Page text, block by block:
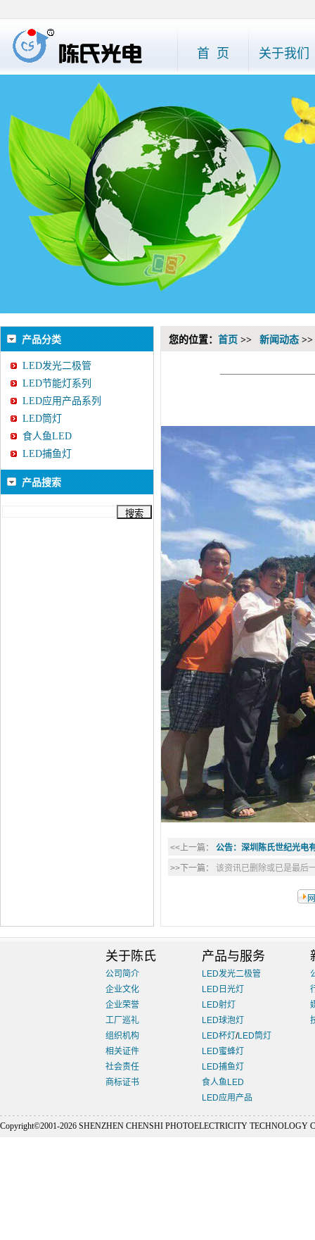
首 页 关于我们
产品分类
LED发光二极管
LED节能灯系列
LED应用产品系列
LED筒灯
食人鱼LED
LED捕鱼灯
产品搜索
您的位置： 首页 >> 新闻动态 >>
<<上一篇： 公告：深圳陈氏世纪光电
>>下一篇： 该资讯已删除或已是最后
关于陈氏
公司简介
企业文化
企业荣誉
工厂巡礼
组织机构
相关证件
社会责任
商标证书
产品与服务
LED发光二极管
LED日光灯
LED射灯
LED球泡灯
LED杯灯 /LED筒灯
LED蜜蜂灯
LED捕鱼灯
食人鱼LED
LED应用产品
Copyright©2001-2026 SHENZHEN CHENSHI PHOTOELECTRICITY TECHNOLOGY